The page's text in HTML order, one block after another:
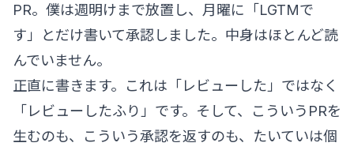
PR。僕は週明けまで放置し、月曜に「LGTMで
す」とだけ書いて承認しました。中身はほとんど読
んでいません。
正直に書きます。これは「レビューした」ではなく
「レビューしたふり」です。そして、こういうPRを
生むのも、こういう承認を返すのも、たいていは個